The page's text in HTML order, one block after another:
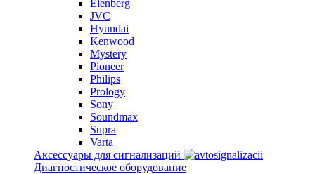
Elenberg
JVC
Hyundai
Kenwood
Mystery
Pioneer
Philips
Prology
Sony
Soundmax
Supra
Varta
Аксессуары для сигнализаций
Диагностическое оборудование